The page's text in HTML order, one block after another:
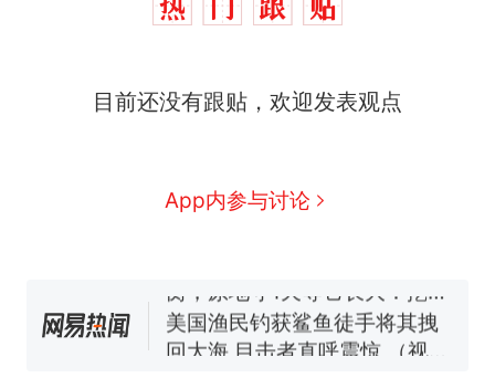
目前还没有跟贴，欢迎发表观点
App内参与讨论
因老师一句“跟我回家”改写了
费大厨“全国小炒肉大王”称
号，仅凭视频评出？中国烹饪
140多朵
美国渔民钓获鲨鱼徒手将其拽
回大海 目击者直呼震惊 （视频